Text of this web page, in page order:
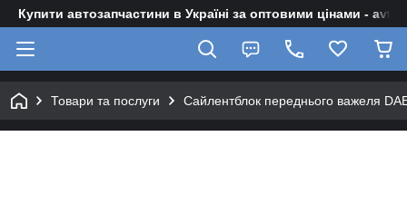
Купити автозапчастини в Україні за оптовими цінами -
Товари та послуги Сайлентблок переднього важеля